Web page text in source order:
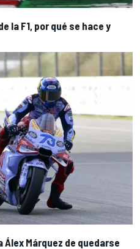
la F1, por qué se hace y
Álex Márquez de quedarse